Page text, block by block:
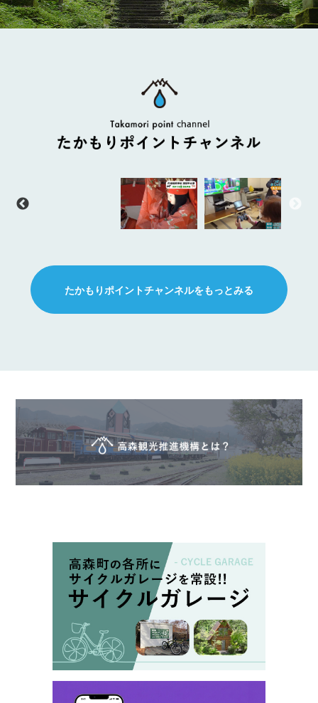
たかもりポイントチャンネルをもっとみる